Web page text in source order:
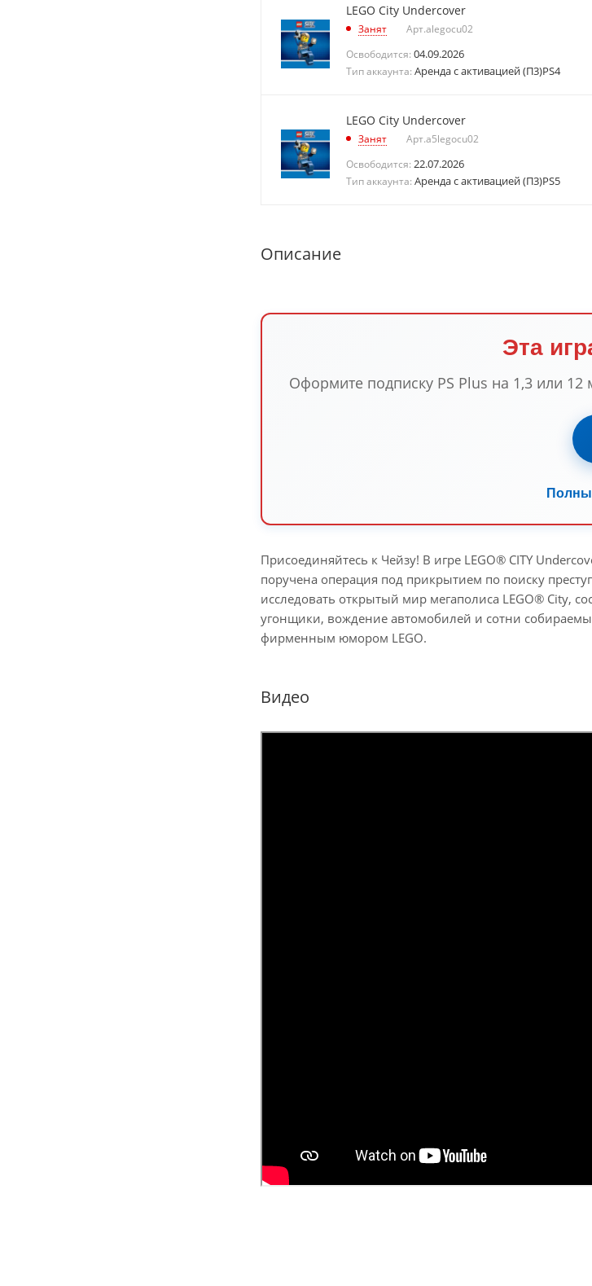
LEGO City Undercover
Занят Арт.alegocu02
Освободится: 04.09.2026
Тип аккаунта: Аренда с активацией (П3)PS4
LEGO City Undercover
Занят Арт.a5legocu02
Освободится: 22.07.2026
Тип аккаунта: Аренда с активацией (П3)PS5
Описание
Эта
Оформите подписку PS Plus на 1,3 или 12
Присоединяйтесь к Чейзу! В игре LEGO® CITY
поручена операция под прикрытием по поиску
исследовать открытый мир мегаполиса LEGO® City,
угонщики, вождение автомобилей и сотни
фирменным юмором LEGO.
Видео